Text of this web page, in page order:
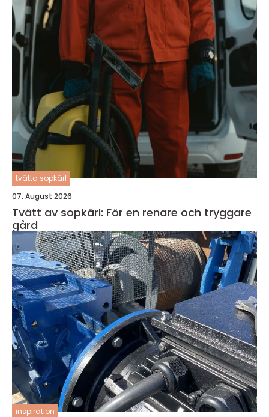
tvätta sopkärl
07. August 2026
Tvätt av sopkärl: För en renare och tryggare
gård
inspiration